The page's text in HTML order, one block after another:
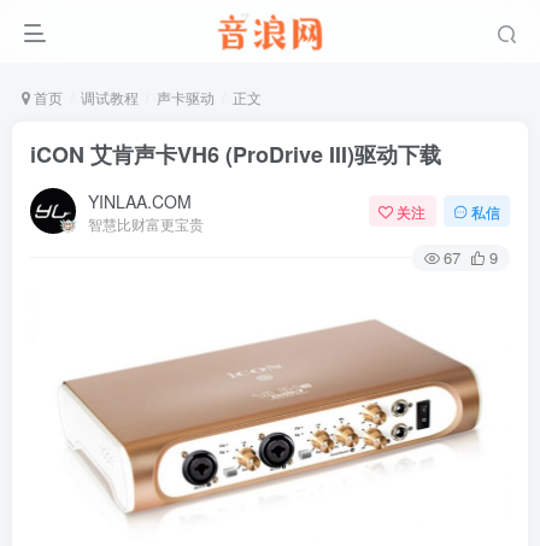
首页 调试教程 声卡驱动 正文
iCON 艾肯声卡VH6 (ProDrive III)驱动下载
YINLAA.COM
智慧比财富更宝贵
关注 私信
67 9